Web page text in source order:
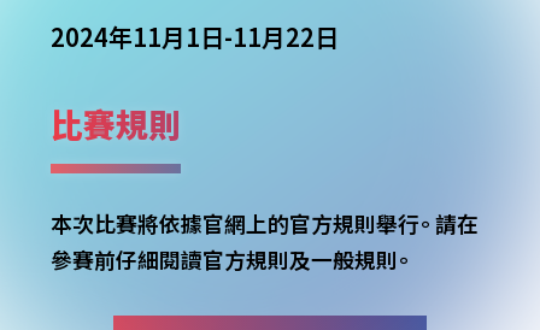
2024年11月1日-11月22日
比賽規則
本次比賽將依據官網上的官方規則舉行。請在
參賽前仔細閱讀官方規則及一般規則。